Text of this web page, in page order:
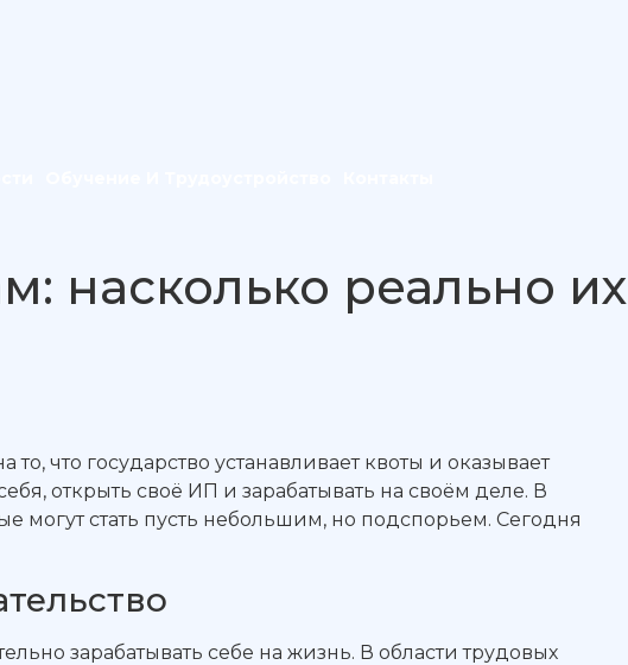
насколько реально их
что государство устанавливает квоты и оказывает
открыть своё ИП и зарабатывать на своём деле. В
могут стать пусть небольшим, но подспорьем. Сегодня
зарабатывать себе на жизнь. В области трудовых